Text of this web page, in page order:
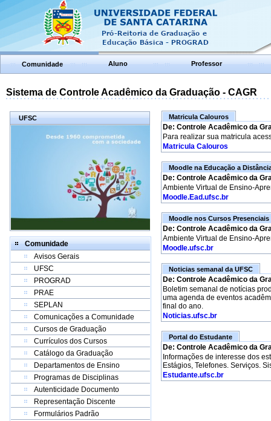
Comunidade Aluno Professor
Sistema de Controle Acadêmico da Graduação - CAGR
UFSC
Comunidade
Avisos Gerais
UFSC
PROGRAD
PRAE
SEPLAN
Comunicações a Comunidade
Cursos de Graduação
Currículos dos Cursos
Catálogo da Graduação
Departamentos de Ensino
Programas de Disciplinas
Autenticidade Documento
Representação Discente
Formulários Padrão
Matricula Calouros
De: Controle Acadêmico da
Para realizar sua matricula
Matricula Calouros
Moodle na Educação a
De: Controle Acadêmico da
Ambiente Virtual de Ensino-
Moodle.Ead.ufsc.br
Moodle nos Cursos Presenciais
De: Controle Acadêmico da
Ambiente Virtual de Ensino-
Moodle.ufsc.br
Noticias semanal da UFSC
De: Controle Acadêmico da
Boletim semanal de notícias
uma agenda de eventos
final do ano.
Noticias.ufsc.br
Portal do Estudante
De: Controle Acadêmico da
Informações de interesse dos
Estágios, Telefones. Serviços.
Estudante.ufsc.br